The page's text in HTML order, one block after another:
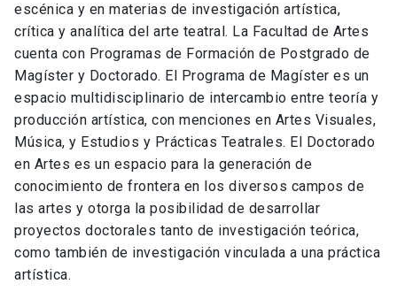
escénica y en materias de investigación artística,
crítica y analítica del arte teatral. La Facultad de Artes
cuenta con Programas de Formación de Postgrado de
Magíster y Doctorado. El Programa de Magíster es un
espacio multidisciplinario de intercambio entre teoría y
producción artística, con menciones en Artes Visuales,
Música, y Estudios y Prácticas Teatrales. El Doctorado
en Artes es un espacio para la generación de
conocimiento de frontera en los diversos campos de
las artes y otorga la posibilidad de desarrollar
proyectos doctorales tanto de investigación teórica,
como también de investigación vinculada a una práctica
artística.